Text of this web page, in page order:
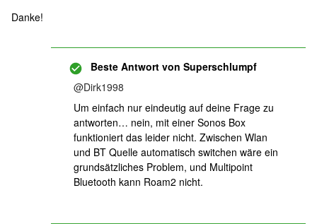
Danke!
Beste Antwort von Superschlumpf
@Dirk1998
Um einfach nur eindeutig auf deine Frage zu
antworten… nein, mit einer Sonos Box
funktioniert das leider nicht. Zwischen Wlan
und BT Quelle automatisch switchen wäre ein
grundsätzliches Problem, und Multipoint
Bluetooth kann Roam2 nicht.